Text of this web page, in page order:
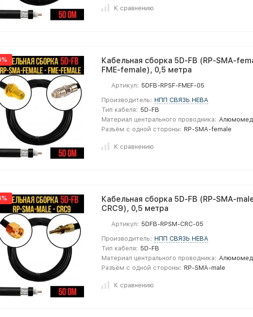
К сравнению
Кабельная сборка 5D-FB (RP-SMA-
FME-female), 0,5 метра
Артикул: 5DFB-RPSF-FMEF-05
Производитель: НПП СВЯЗЬ НЕВА
Тип кабеля: 5D-FB
Материал центрального проводника:
Разъём с одной стороны: RP-SMA-female
К сравнению
Кабельная сборка 5D-FB (RP-SMA-
CRC9), 0,5 метра
Артикул: 5DFB-RPSM-CRC-05
Производитель: НПП СВЯЗЬ НЕВА
Тип кабеля: 5D-FB
Материал центрального проводника:
Разъём с одной стороны: RP-SMA-male
К сравнению